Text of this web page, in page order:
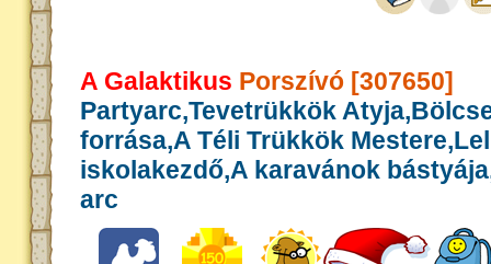
A Galaktikus Porszívó [307650]
Partyarc,Tevetrükkök
forrása,A Téli Trükkök
iskolakezdő,A karavánok
arc